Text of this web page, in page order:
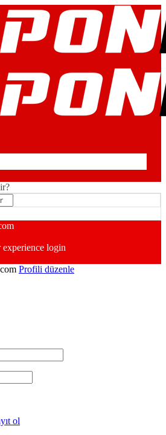
experience login
Profili düzenle
ol